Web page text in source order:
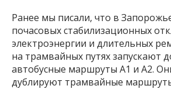
Ранее мы писали, что в
почасовых стабилизационных
электроэнергии и длительных
на трамвайных путях запускают
автобусные маршруты А1 и А2.
дублируют трамвайные